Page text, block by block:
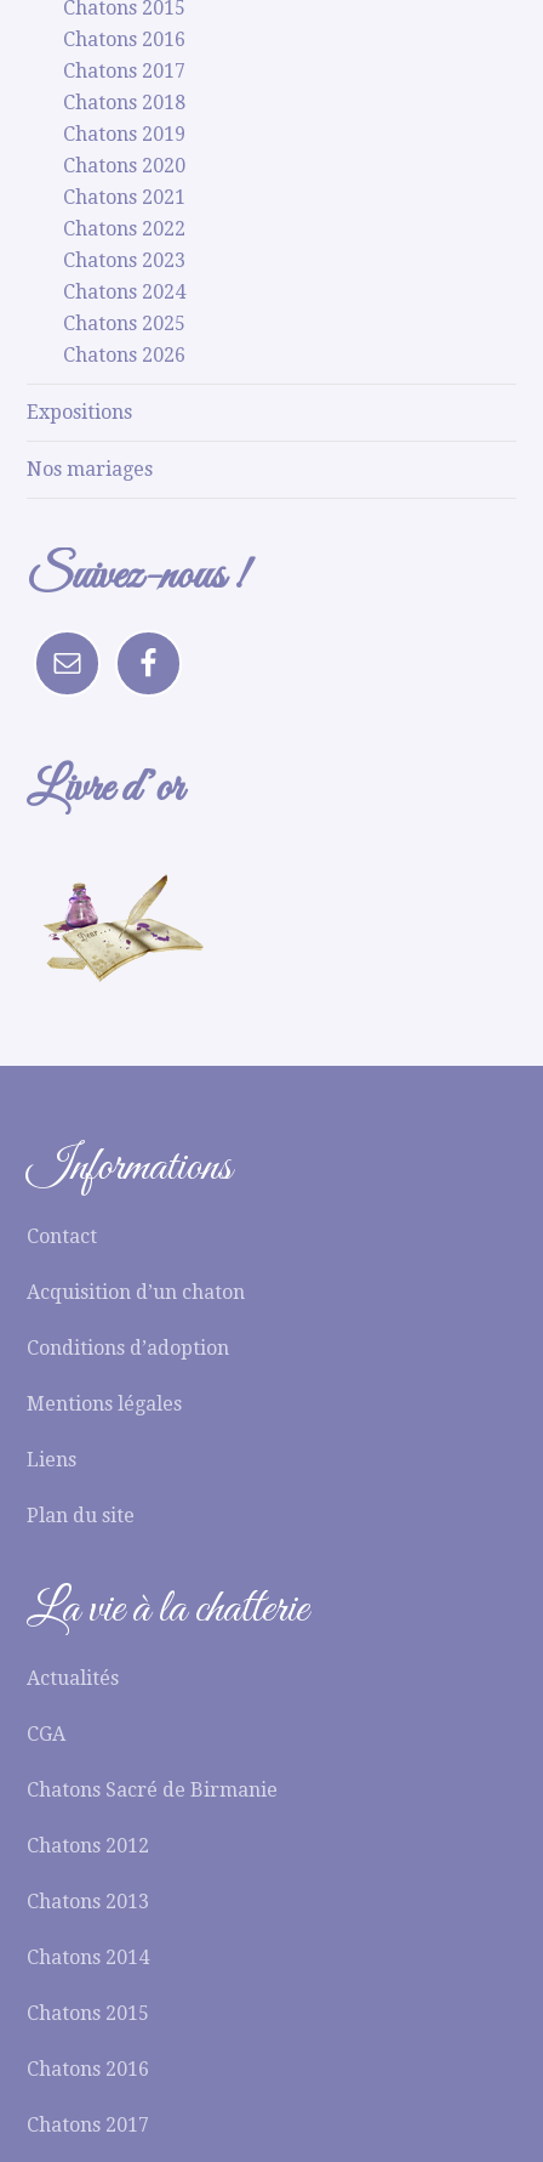
Chatons 2015
Chatons 2016
Chatons 2017
Chatons 2018
Chatons 2019
Chatons 2020
Chatons 2021
Chatons 2022
Chatons 2023
Chatons 2024
Chatons 2025
Chatons 2026
Expositions
Nos mariages
Suivez-nous !
Livre d’or
Informations
Contact
Acquisition d’un chaton
Conditions d’adoption
Mentions légales
Liens
Plan du site
La vie à la chatterie
Actualités
CGA
Chatons Sacré de Birmanie
Chatons 2012
Chatons 2013
Chatons 2014
Chatons 2015
Chatons 2016
Chatons 2017